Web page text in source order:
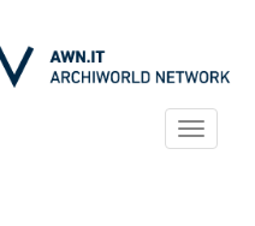
Toggle